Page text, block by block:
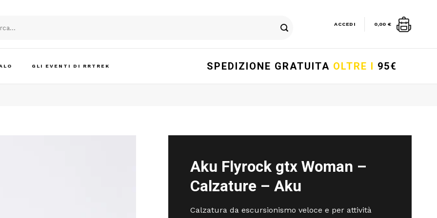
ACCEDI 0,00 €
GLI EVENTI DI RRTREK SPEDIZIONE GRATUITA OLTRE I 95€
Aku Flyrock gtx Woman –
Calzature – Aku
Calzatura da escursionismo veloce e per attività